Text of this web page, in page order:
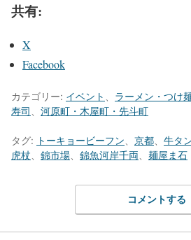
共有:
X
Facebook
カテゴリー: イベント 、 ラーメン・つけ
寿司、 河原町・木屋町・先斗町
タグ: トーキョービーフン、 京都、 牛タ
虎杖、 錦市場、 錦魚河岸千両、 麺屋ま石
コメントする